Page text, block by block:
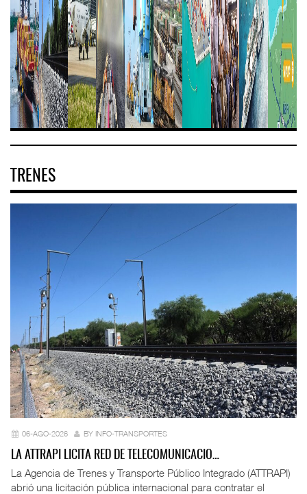
TRENES
06-AGO-2026 BY INFO-TRANSPORTES
LA ATTRAPI LICITA RED DE TELECOMUNICACIO…
La Agencia de Trenes y Transporte Público Integrado (ATTRAPI)
abrió una licitación pública internacional para contratar el